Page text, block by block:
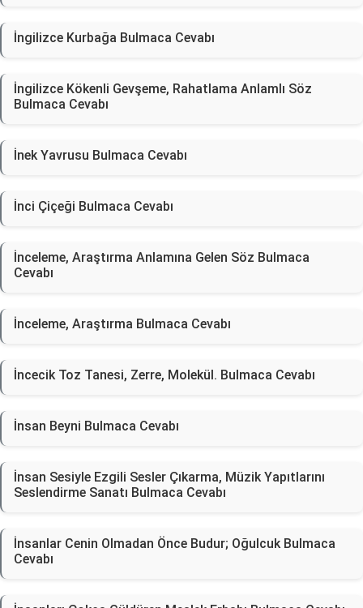
İngilizce Kurbağa Bulmaca Cevabı
İngilizce Kökenli Gevşeme, Rahatlama Anlamlı Söz
Bulmaca Cevabı
İnek Yavrusu Bulmaca Cevabı
İnci Çiçeği Bulmaca Cevabı
İnceleme, Araştırma Anlamına Gelen Söz Bulmaca
Cevabı
İnceleme, Araştırma Bulmaca Cevabı
İncecik Toz Tanesi, Zerre, Molekül. Bulmaca Cevabı
İnsan Beyni Bulmaca Cevabı
İnsan Sesiyle Ezgili Sesler Çıkarma, Müzik Yapıtlarını
Seslendirme Sanatı Bulmaca Cevabı
İnsanlar Cenin Olmadan Önce Budur; Oğulcuk Bulmaca
Cevabı